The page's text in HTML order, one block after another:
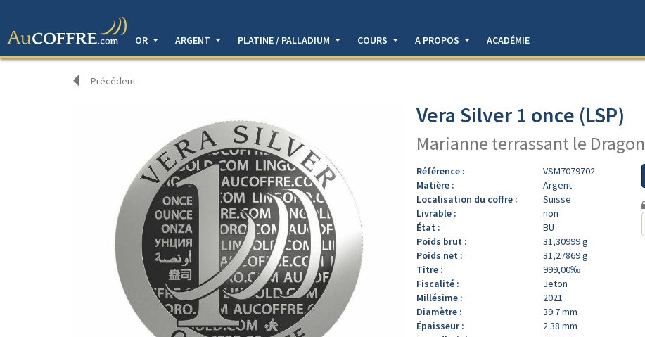
OR
ARGENT PLATINE / PALLADIUM COURS A PROPOS ACADÉMIE
Précédent
Vera Silver 1 once (LSP)
Marianne terrassant le Dragon
Référence :
VSM7079702
Matière :
Argent
Localisation du coffre :
Suisse
Livrable :
non
État :
BU
Poids brut :
31,30999 g
Poids net :
31,27869 g
Titre :
999,00‰
Fiscalité :
Jeton
Millésime :
2021
Diamètre :
39.7 mm
Épaisseur :
2.38 mm